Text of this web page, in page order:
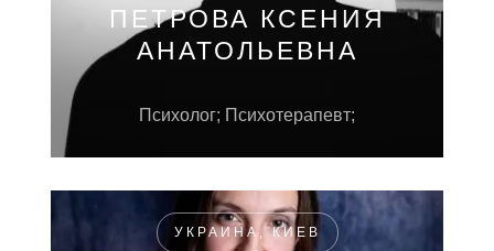
ПЕТРОВА КСЕНИЯ
АНАТОЛЬЕВНА
Психолог; Психотерапевт;
УКРАИНА, КИЕВ